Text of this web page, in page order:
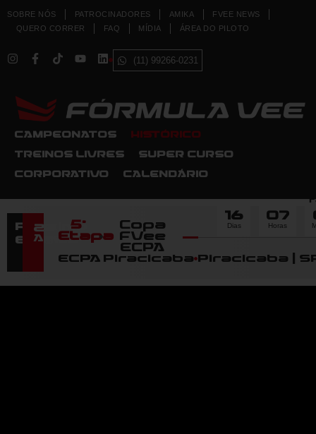
SOBRE NÓS PATROCINADORES AMIKA
FVEE NEWS
QUERO CORRER
FAQ MÍDIA ÁREA DO PILOTO
(11) 99266-0231
CAMPEONATOS HISTÓRICO
TREINOS LIVRES SUPER CURSO
CORPORATIVO CALENDÁRIO
Próximo
Evento
22
Agosto
5ª
Etapa
Copa
FVee
ECPA
ECPA Piracicaba Piracicaba |
16
Dias
07
Horas